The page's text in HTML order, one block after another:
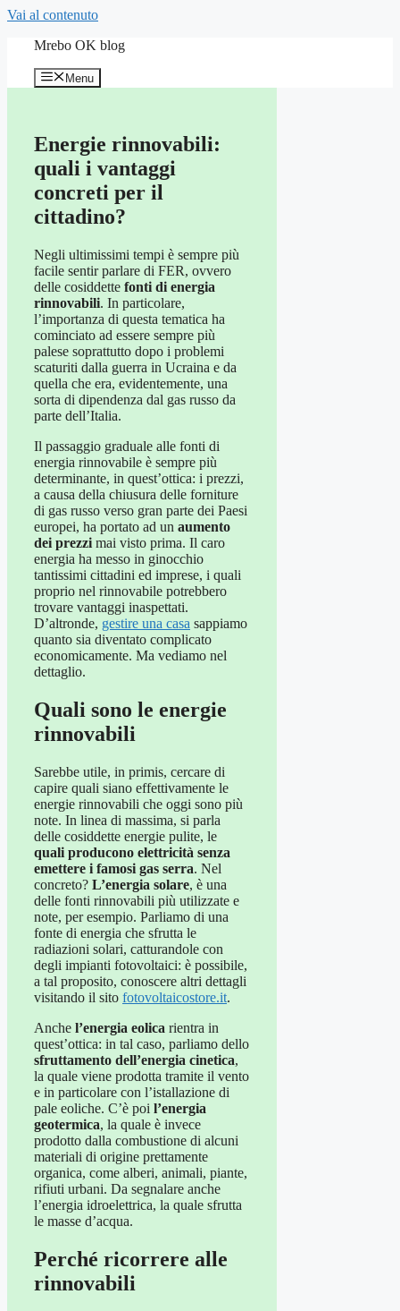
Vai al contenuto
Mrebo OK blog
Menu
Energie rinnovabili:
quali i vantaggi
concreti per il
cittadino?
Negli ultimissimi tempi è sempre più
facile sentir parlare di FER, ovvero
delle cosiddette fonti di energia
rinnovabili. In particolare,
l’importanza di questa tematica ha
cominciato ad essere sempre più
palese soprattutto dopo i problemi
scaturiti dalla guerra in Ucraina e da
quella che era, evidentemente, una
sorta di dipendenza dal gas russo da
parte dell’Italia.
Il passaggio graduale alle fonti di
energia rinnovabile è sempre più
determinante, in quest’ottica: i prezzi,
a causa della chiusura delle forniture
di gas russo verso gran parte dei Paesi
europei, ha portato ad un aumento
dei prezzi mai visto prima. Il caro
energia ha messo in ginocchio
tantissimi cittadini ed imprese, i quali
proprio nel rinnovabile potrebbero
trovare vantaggi inaspettati.
D’altronde, gestire una casa sappiamo
quanto sia diventato complicato
economicamente. Ma vediamo nel
dettaglio.
Quali sono le energie
rinnovabili
Sarebbe utile, in primis, cercare di
capire quali siano effettivamente le
energie rinnovabili che oggi sono più
note. In linea di massima, si parla
delle cosiddette energie pulite, le
quali producono elettricità senza
emettere i famosi gas serra. Nel
concreto? L’energia solare, è una
delle fonti rinnovabili più utilizzate e
note, per esempio. Parliamo di una
fonte di energia che sfrutta le
radiazioni solari, catturandole con
degli impianti fotovoltaici: è possibile,
a tal proposito, conoscere altri dettagli
visitando il sito fotovoltaicostore.it.
Anche l’energia eolica rientra in
quest’ottica: in tal caso, parliamo dello
sfruttamento dell’energia cinetica,
la quale viene prodotta tramite il vento
e in particolare con l’istallazione di
pale eoliche. C’è poi l’energia
geotermica, la quale è invece
prodotto dalla combustione di alcuni
materiali di origine prettamente
organica, come alberi, animali, piante,
rifiuti urbani. Da segnalare anche
l’energia idroelettrica, la quale sfrutta
le masse d’acqua.
Perché ricorrere alle
rinnovabili